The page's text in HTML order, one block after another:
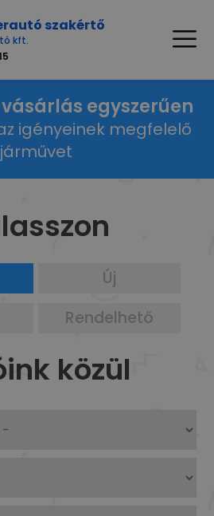
szakértő
kft.
egyszerűen
igényeinek megfelelő
járművet
Új
Rendelhető
közül